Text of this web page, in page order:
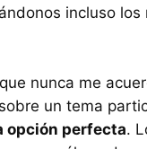
incluso los
nunca me
un tema
opción perfecta.